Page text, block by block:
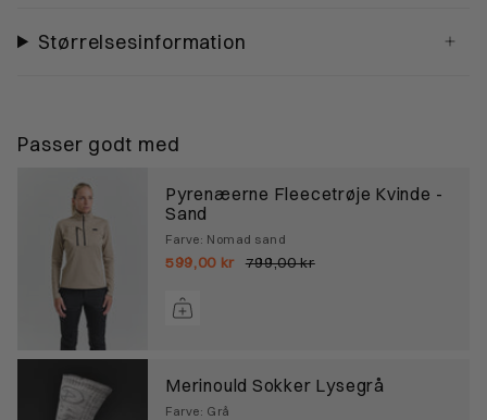
Størrelsesinformation
Passer godt med
Pyrenæerne Fleecetrøje Kvinde -
Sand
Farve: Nomad sand
599,00 kr 799,00 kr
Merinould Sokker Lysegrå
Farve: Grå